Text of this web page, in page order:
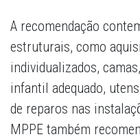
A recomendação
estruturais, como
individualizados,
infantil adequado,
de reparos nas
MPPE também